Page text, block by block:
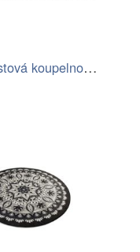
Šedá plastová koupelnová předložka…